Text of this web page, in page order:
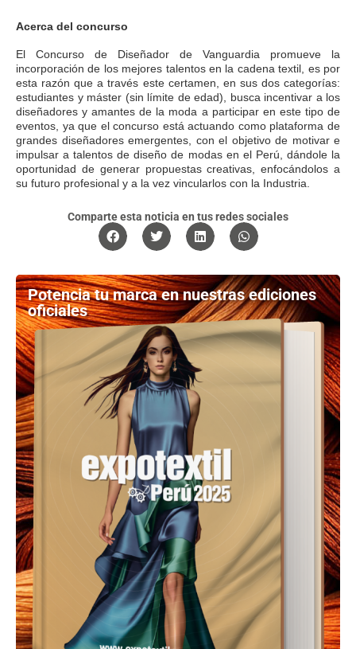
Acerca del concurso
El Concurso de Diseñador de Vanguardia promueve la
incorporación de los mejores talentos en la cadena textil, es por
esta razón que a través este certamen, en sus dos categorías:
estudiantes y máster (sin límite de edad), busca incentivar a los
diseñadores y amantes de la moda a participar en este tipo de
eventos, ya que el concurso está actuando como plataforma de
grandes diseñadores emergentes, con el objetivo de motivar e
impulsar a talentos de diseño de modas en el Perú, dándole la
oportunidad de generar propuestas creativas, enfocándolos a
su futuro profesional y a la vez vincularlos con la Industria.
Comparte esta noticia en tus redes sociales
Potencia tu marca en nuestras ediciones
oficiales